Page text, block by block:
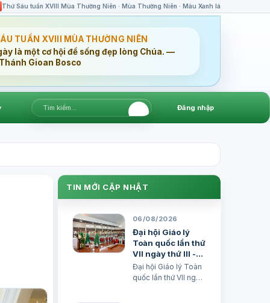
Thứ Sáu tuần XVIII Mùa Thường Niên · Mùa Thường Niên · Màu Xanh lá
TUẦN XVIII MÙA THƯỜNG NIÊN
là một cơ hội để sống đẹp lòng Chúa. —
Gioan Bosco
Đăng nhập
TIN MỚI CẬP NHẬT
06/08/2026
Đại hội Giáo lý
Toàn quốc lần thứ
VII ngày thứ III -
Huấn giáo và Gia
đình trong nền
Đại hội Giáo lý Toàn
quốc lần thứ VII ngày